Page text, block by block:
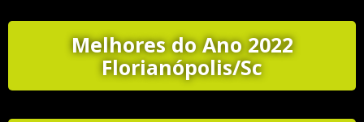
Melhores do Ano 2022
Florianópolis/Sc